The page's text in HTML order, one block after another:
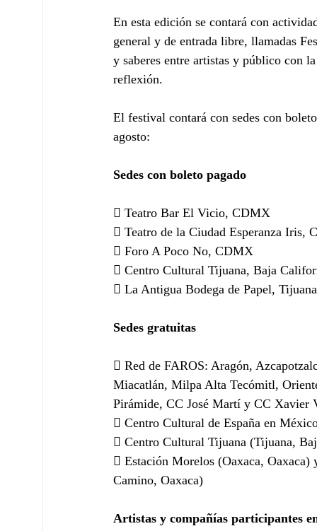
En esta edición se contará con
general y de entrada libre, llamadas
y saberes entre artistas y público con
reflexión.
El festival contará con sedes con
agosto:
Sedes con boleto pagado
 Teatro Bar El Vicio, CDMX
 Teatro de la Ciudad Esperanza Iris,
 Foro A Poco No, CDMX
 Centro Cultural Tijuana, Baja
 La Antigua Bodega de Papel,
Sedes gratuitas
 Red de FAROS: Aragón,
Miacatlán, Milpa Alta Tecómitl,
Pirámide, CC José Martí y CC
 Centro Cultural de España en
 Centro Cultural Tijuana (Tijuana,
 Estación Morelos (Oaxaca,
Camino, Oaxaca)
Artistas y compañías participantes